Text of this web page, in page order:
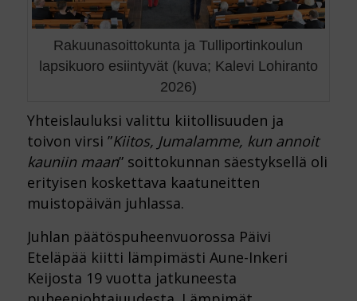
Rakuunasoittokunta ja Tulliportinkoulun
lapsikuoro esiintyvät (kuva; Kalevi Lohiranto
2026)
Yhteislauluksi valittu kiitollisuuden ja
toivon virsi ”Kiitos, Jumalamme, kun annoit
kauniin maan” soittokunnan säestyksellä oli
erityisen koskettava kaatuneitten
muistopäivän juhlassa.
Juhlan päätöspuheenvuorossa Päivi
Eteläpää kiitti lämpimästi Aune-Inkeri
Keijosta 19 vuotta jatkuneesta